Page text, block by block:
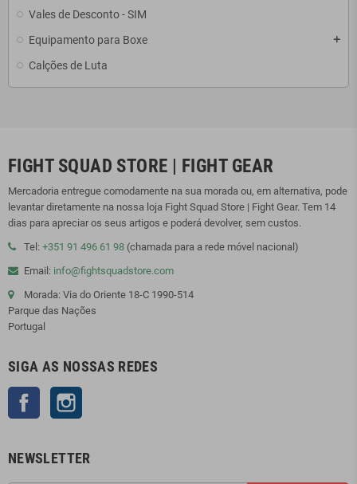
Vales de Desconto - SIM
Equipamento para Boxe
add
Calções de Luta
FIGHT SQUAD STORE | FIGHT GEAR
Mercadoria entregue comodamente na sua morada ou, em alternativa, pode
levantar diretamente na nossa loja Fight Squad Store | Fight Gear. Tem 14
dias para apreciar os seus artigos e poderá devolver, sem custos.
Tel: +351 91 496 61 98 (chamada para a rede móvel nacional)
Email: info@fightsquadstore.com
Morada: Via do Oriente 18-C 1990-514
Parque das Nações
Portugal
SIGA AS NOSSAS REDES
Facebook
NEWSLETTER